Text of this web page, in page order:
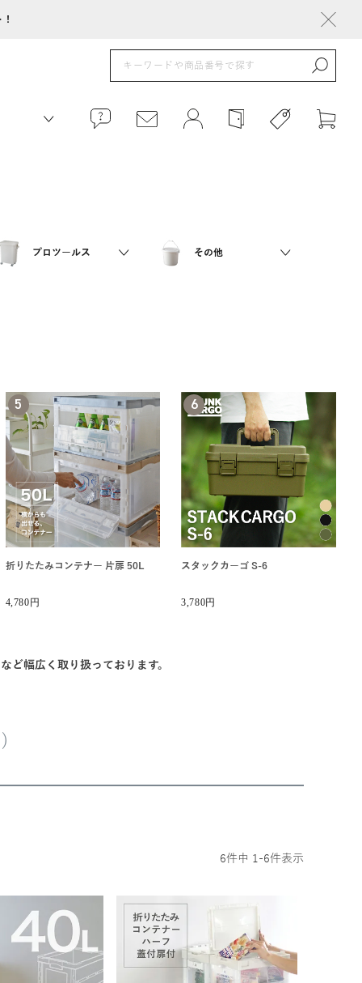
プロツールス その他
5
折りたたみコンテナー 片扉 50L
4,780円
6
スタックカーゴ S-6
3,780円
ど幅広く取り扱っております。
6件中 1-6件表示